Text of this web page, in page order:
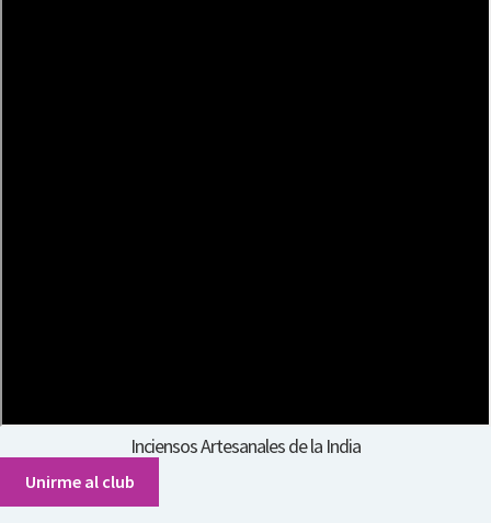
Inciensos Artesanales de la India
Unirme al club